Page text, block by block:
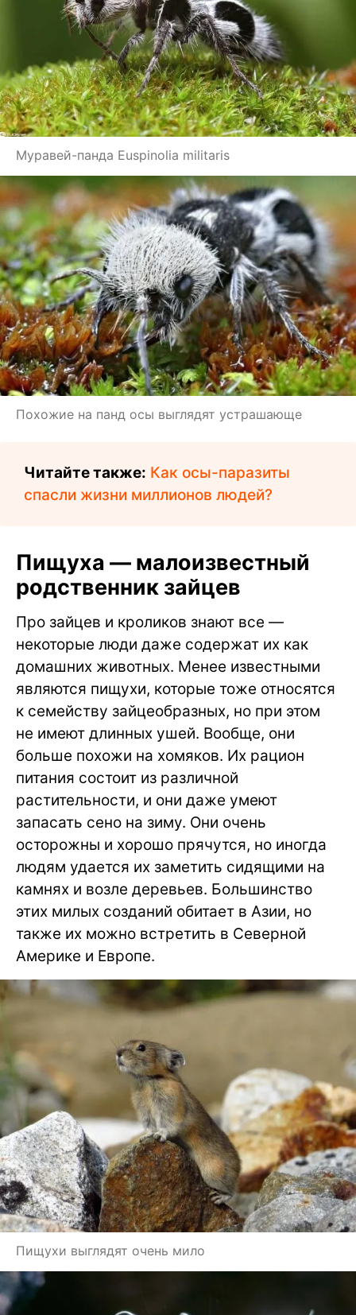
Муравей-панда Euspinolia militaris
Похожие на панд осы выглядят устрашающе
Читайте также: Как осы-паразиты
спасли жизни миллионов людей?
Пищуха — малоизвестный
родственник зайцев
Про зайцев и кроликов знают все —
некоторые люди даже содержат их как
домашних животных. Менее известными
являются пищухи, которые тоже относятся
к семейству зайцеобразных, но при этом
не имеют длинных ушей. Вообще, они
больше похожи на хомяков. Их рацион
питания состоит из различной
растительности, и они даже умеют
запасать сено на зиму. Они очень
осторожны и хорошо прячутся, но иногда
людям удается их заметить сидящими на
камнях и возле деревьев. Большинство
этих милых созданий обитает в Азии, но
также их можно встретить в Северной
Америке и Европе.
Пищухи выглядят очень мило